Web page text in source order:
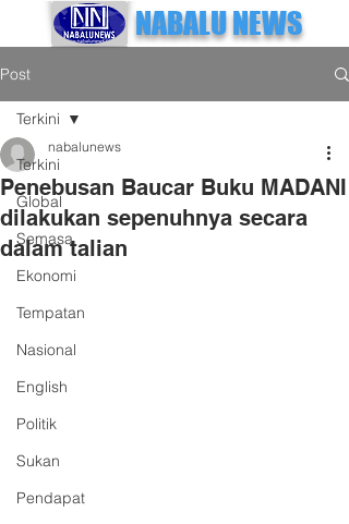
NABALU NEWS
Post
Terkini
Global
Semasa
Ekonomi
Tempatan
Nasional
English
Politik
Sukan
Pendapat
Terkini
Penebusan Baucar Buku MADANI
dilakukan sepenuhnya secara
dalam talian
nabalunews